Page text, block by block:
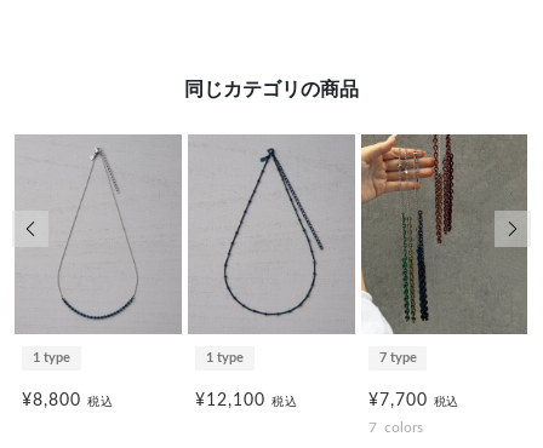
同じカテゴリの商品
1 type
¥8,800税込
1 type
¥12,100 税込
7 type
¥7,700 税込
7 colors
前の画像